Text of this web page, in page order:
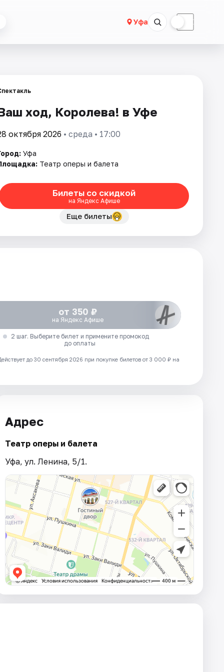
Уфа ☾
ход, Королева! в Уфе
октября 2026 • среда • 17:00
Уфа
Театр оперы и балета
Билеты со скидкой
на Яндекс Афише
Еще билеты
от 350 ₽
на Яндекс Афише
2 шаг. Выберите билет и примените промокод
до оплаты
до 30 сентября 2026 при покупке билетов от 3 000 ₽ на
Адрес
Театр оперы и балета
Уфа, ул. Ленина, 5/1.